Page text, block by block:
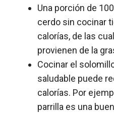
Una porción de
cerdo sin cocinar
calorías, de las
provienen de la
Cocinar el
saludable puede
calorías. Por
parrilla es una